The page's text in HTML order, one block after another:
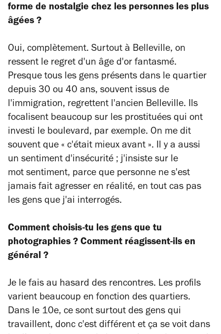
forme de nostalgie chez les personnes les plus
âgées ?
Oui, complètement. Surtout à Belleville, on
ressent le regret d'un âge d'or fantasmé.
Presque tous les gens présents dans le quartier
depuis 30 ou 40 ans, souvent issus de
l'immigration, regrettent l'ancien Belleville. Ils
focalisent beaucoup sur les prostituées qui ont
investi le boulevard, par exemple. On me dit
souvent que « c'était mieux avant ». Il y a aussi
un sentiment d'insécurité ; j'insiste sur le
mot sentiment, parce que personne ne s'est
jamais fait agresser en réalité, en tout cas pas
les gens que j'ai interrogés.
Comment choisis-tu les gens que tu
photographies ? Comment réagissent-ils en
général ?
Je le fais au hasard des rencontres. Les profils
varient beaucoup en fonction des quartiers.
Dans le 10e, ce sont surtout des gens qui
travaillent, donc c'est différent et ça se voit dans